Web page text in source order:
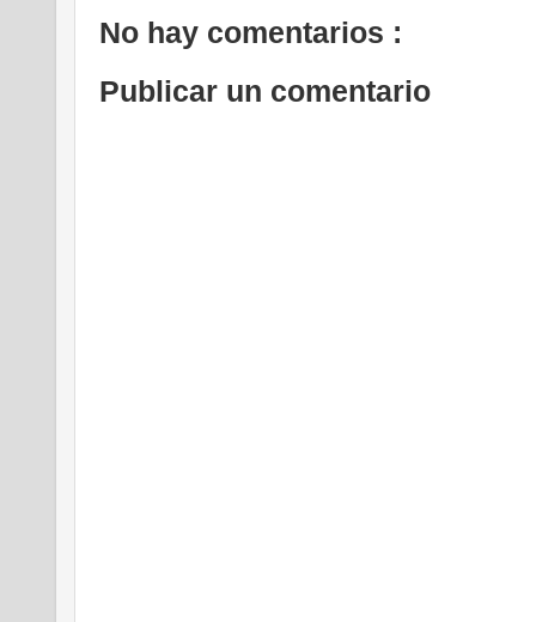
No hay comentarios :
Publicar un comentario